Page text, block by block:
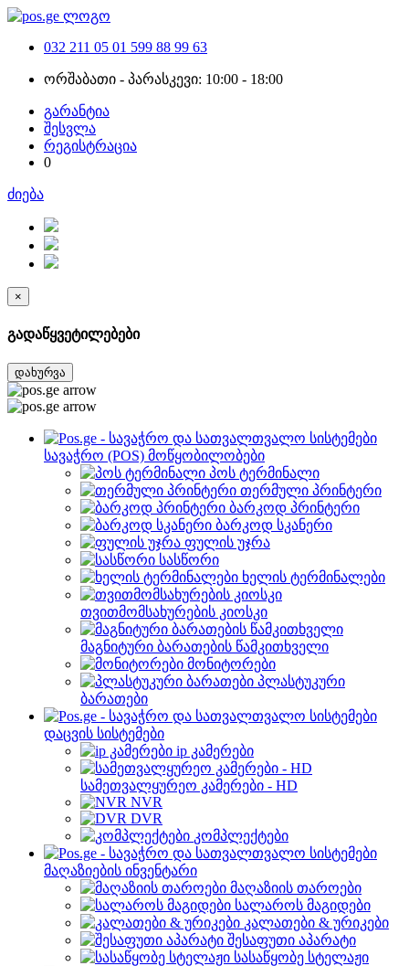
032 211 05 01 599 88 99 63
ორშაბათი - პარასკევი: 10:00 - 18:00
გარანტია
შესვლა
რეგისტრაცია
0
ძიება
×
გადაწყვეტილებები
დახურვა
სავაჭრო (POS) მოწყობილობები
პოს ტერმინალი
თერმული პრინტერი
ბარკოდ პრინტერი
ბარკოდ სკანერი
ფულის უჯრა
სასწორი
ხელის ტერმინალები
თვითმომსახურების კიოსკი
მაგნიტური ბარათების წამკითხველი
მონიტორები
პლასტუკური
ბარათები
დაცვის სისტემები
ip კამერები
სამეთვალყურეო კამერები - HD
NVR
DVR
კომპლექტები
მაღაზიების ინვენტარი
მაღაზიის თაროები
სალაროს მაგიდები
კალათები & ურიკები
შესაფუთი აპარატი
სასაწყობე სტელაჟი